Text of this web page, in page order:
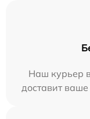
Наш курьер
доставит